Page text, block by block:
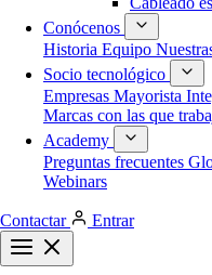
Conócenos
Historia Equipo
Socio tecnológico
Empresas Mayorista
Marcas con las que
Academy
Preguntas frecuentes
Webinars
Contactar Entrar